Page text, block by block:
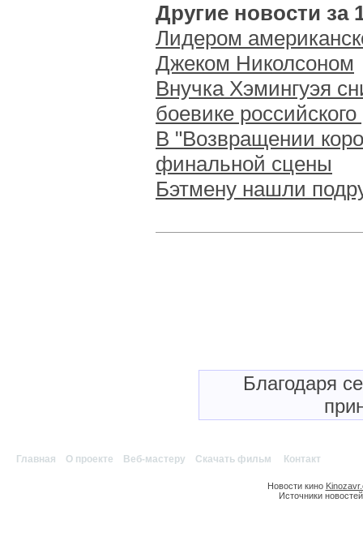
Другие новости за
Лидером
Джеком Николсоном
Внучка Хэмингуэя
боевике
В "Возвращении
финальной сцены
Бэтмену нашли
Благодаря
Главная О проекте Веб-мастеру Скачать фильм Контакт
Новости кино
Источники